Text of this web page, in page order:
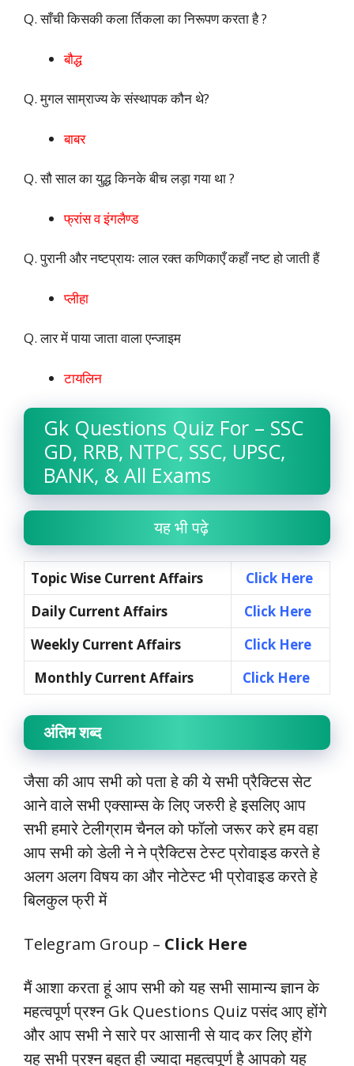
Q. साँची किसकी कला र्तिकला का निरूपण करता है ?
बौद्ध
Q. मुगल साम्राज्य के संस्थापक कौन थे?
बाबर
Q. सौ साल का युद्ध किनके बीच लड़ा गया था ?
फ्रांस व इंगलैण्ड
Q. पुरानी और नष्टप्रायः लाल रक्त कणिकाएँ कहाँ नष्ट हो जाती हैं
प्लीहा
Q. लार में पाया जाता वाला एन्जाइम
टायलिन
Gk Questions Quiz For – SSC
GD, RRB, NTPC, SSC, UPSC,
BANK, & All Exams
यह भी पढ़े
Topic Wise Current Affairs
Click Here
Daily Current Affairs
Click Here
Weekly Current Affairs
Click Here
Monthly Current Affairs
Click Here
अंतिम शब्द
जैसा की आप सभी को पता हे की ये सभी प्रैक्टिस सेट
आने वाले सभी एक्साम्स के लिए जरुरी हे इसलिए आप
सभी हमारे टेलीग्राम चैनल को फॉलो जरूर करे हम वहा
आप सभी को डेली ने ने प्रैक्टिस टेस्ट प्रोवाइड करते हे
अलग अलग विषय का और नोटेस्ट भी प्रोवाइड करते हे
बिलकुल फ्री में
Telegram Group – Click Here
मैं आशा करता हूं आप सभी को यह सभी सामान्य ज्ञान के
महत्वपूर्ण प्रश्न Gk Questions Quiz पसंद आए होंगे
और आप सभी ने सारे पर आसानी से याद कर लिए होंगे
यह सभी प्रश्न बहुत ही ज्यादा महत्वपूर्ण है आपको यह